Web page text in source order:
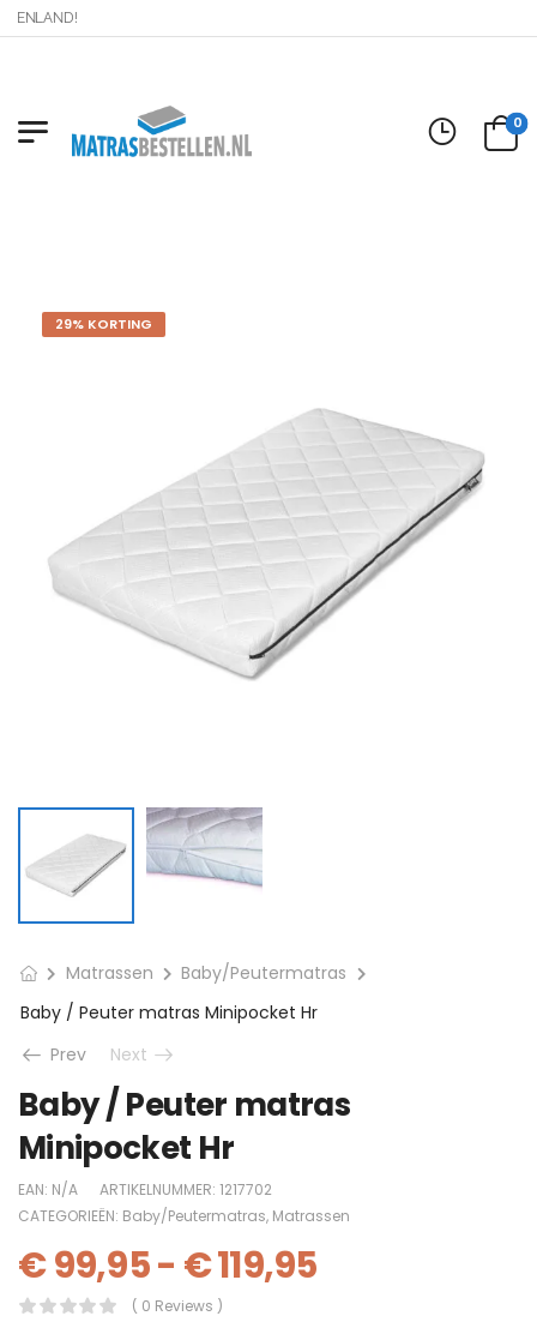
0
29% KORTING
Matrassen
Baby/Peutermatras
Baby / Peuter matras Minipocket Hr
Prev
Next
Baby / Peuter matras
Minipocket Hr
EAN: N/A ARTIKELNUMMER: 1217702
CATEGORIEËN: Baby/Peutermatras, Matrassen
€99,95- €119,95
( 0 Reviews )